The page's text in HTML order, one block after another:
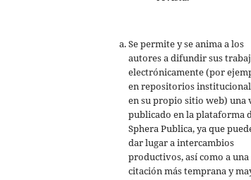
Se permite y se anima a los
autores a difundir sus
electrónicamente (por
en repositorios
en su propio sitio web) una
publicado en la plataforma
Sphera Publica, ya que
dar lugar a intercambios
productivos, así como a una
citación más temprana y